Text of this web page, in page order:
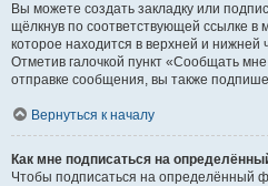
Вы можете создать закладку или
щёлкнув по соответствующей ссылке
которое находится в верхней и
Отметив галочкой пункт «Сообщать
отправке сообщения, вы также
Вернуться к началу
Как мне подписаться на
Чтобы подписаться на определённый